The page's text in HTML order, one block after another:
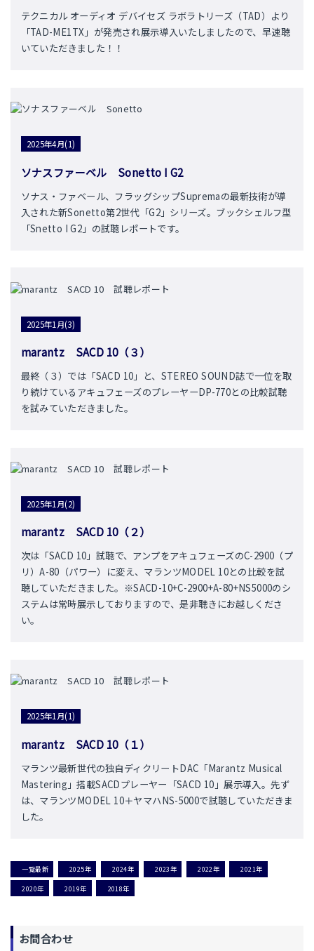
テクニカル オーディオ デバイセズ ラボラトリーズ（TAD）より
「TAD-ME1TX」が発売され展示導入いたしましたので、早速聴
いていただきました！！
2025年4月(1)
ソナスファーベル Sonetto I G2
ソナス・ファベール、フラッグシップSupremaの最新技術が導
入された新Sonetto第2世代「G2」シリーズ。ブックシェルフ型
「Snetto I G2」の試聴レポートです。
2025年1月(3)
marantz SACD 10（３）
最終（３）では「SACD 10」と、STEREO SOUND誌で一位を取
り続けているアキュフェーズのプレーヤーDP-770との比較試聴
を試みていただきました。
2025年1月(2)
marantz SACD 10（２）
次は「SACD 10」試聴で、アンプをアキュフェーズのC-2900（プ
リ）A-80（パワー）に変え、マランツMODEL 10との比較を試
聴していただきました。※SACD-10+C-2900+A-80+NS5000のシ
ステムは常時展示しておりますので、是非聴きにお越しくださ
い。
2025年1月(1)
marantz SACD 10（１）
マランツ最新世代の独自ディクリートDAC「Marantz Musical
Mastering」搭載SACDプレーヤー「SACD 10」展示導入。先ず
は、マランツMODEL 10＋ヤマハNS-5000で試聴していただきま
した。
一覧最新 2025年 2024年 2023年 2022年
2021年
2020年
2019年 2018年
お問合わせ